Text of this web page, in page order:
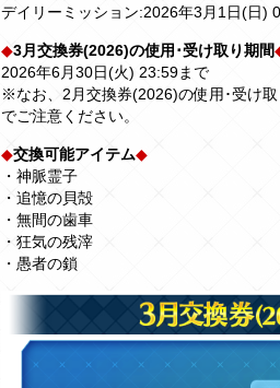
デイリーミッション:2026年3月1日(日)
◆3月交換券(2026)の使用･受け取り期間
2026年6月30日(火) 23:59まで
※なお、2月交換券(2026)の使用･受け
でご注意ください。
◆交換可能アイテム◆
・神脈霊子
・追憶の貝殻
・無間の歯車
・狂気の残滓
・愚者の鎖